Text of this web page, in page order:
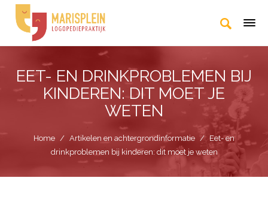
EET- EN DRINKPROBLEMEN BIJ
KINDEREN: DIT MOET JE
WETEN
Home / Artikelen en achtergrondinformatie / Eet- en
drinkproblemen bij kinderen: dit moet je weten